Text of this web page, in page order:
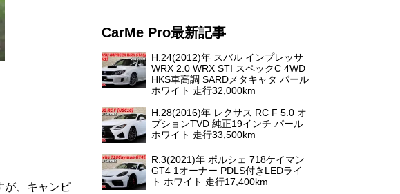
が、キャンピ
CarMe Pro最新記事
H.24(2012)年 スバル インプレッサ
WRX 2.0 WRX STI スペックC 4WD
HKS車高調 SARDメタキャタ パール
ホワイト 走行32,000km
H.28(2016)年 レクサス RC F 5.0 オ
プションTVD 純正19インチ パール
ホワイト 走行33,500km
R.3(2021)年 ポルシェ 718ケイマン
GT4 1オーナー PDLS付きLEDライ
ト ホワイト 走行17,400km